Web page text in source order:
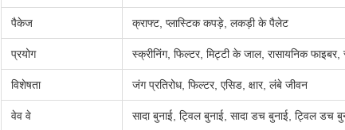
पैकेज क्राफ्ट, प्लास्टिक कपड़े, लकड़ी के पैलेट
प्रयोग स्क्रीनिंग, फिल्टर, मिट्टी के जाल, रासायनिक फाइबर,
विशेषता जंग प्रतिरोध, फिल्टर, एसिड, क्षार, लंबे जीवन
वेव वे सादा बुनाई, ट्विल बुनाई, सादा डच बुनाई, ट्विल डच